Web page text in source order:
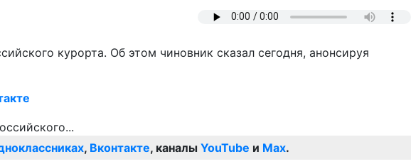
курорта. Об этом чиновник сказал сегодня, анонсируя
, Вконтакте, каналы YouTube и Max.